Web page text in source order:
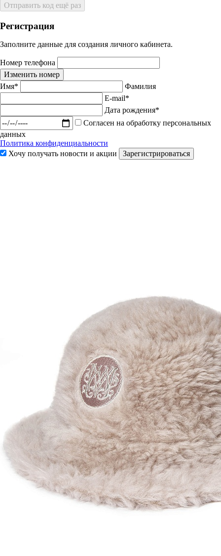
Отправить код ещё раз
Регистрация
Заполните данные для создания личного кабинета.
Номер телефона
Изменить номер
Имя*
Фамилия
E-mail*
Дата рождения*
Согласен на обработку персональных
данных
Политика конфиденциальности
Хочу получать новости и акции
Зарегистрироваться